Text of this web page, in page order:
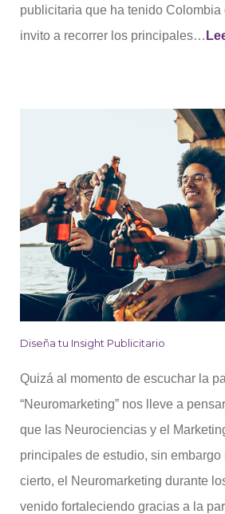
publicitaria que ha tenido Colombia
invito a recorrer los principales…
Diseña tu Insight Publicitario
Quizá al momento de escuchar la
“Neuromarketing” nos lleve a
que las Neurociencias y el
principales de estudio, sin embargo
cierto, el Neuromarketing durante
venido fortaleciendo gracias a la